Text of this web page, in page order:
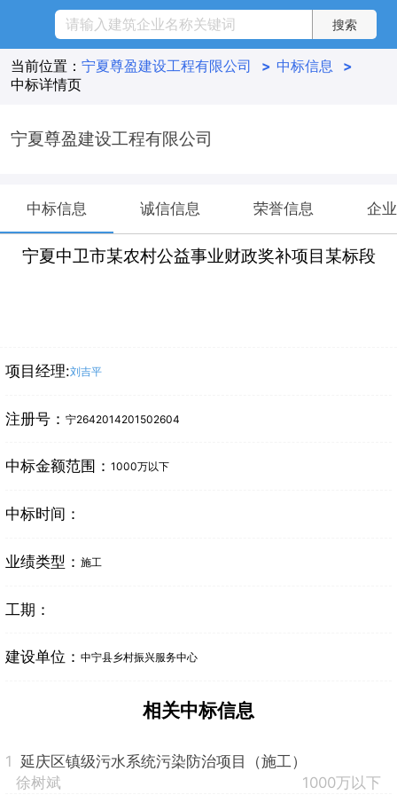
当前位置： 宁夏尊盈建设工程有限公司 > 中标信息
>
中标详情页
宁夏尊盈建设工程有限公司
中标信息 诚信信息 荣誉信息 企
宁夏中卫市某农村公益事业财政奖补项目某标段
项目经理:刘吉平
注册号： 宁2642014201502604
中标金额范围： 1000万以下
中标时间：
业绩类型： 施工
工期：
建设单位： 中宁县乡村振兴服务中心
相关中标信息
1 延庆区镇级污水系统污染防治项目（施工）
徐树斌
1000万以下